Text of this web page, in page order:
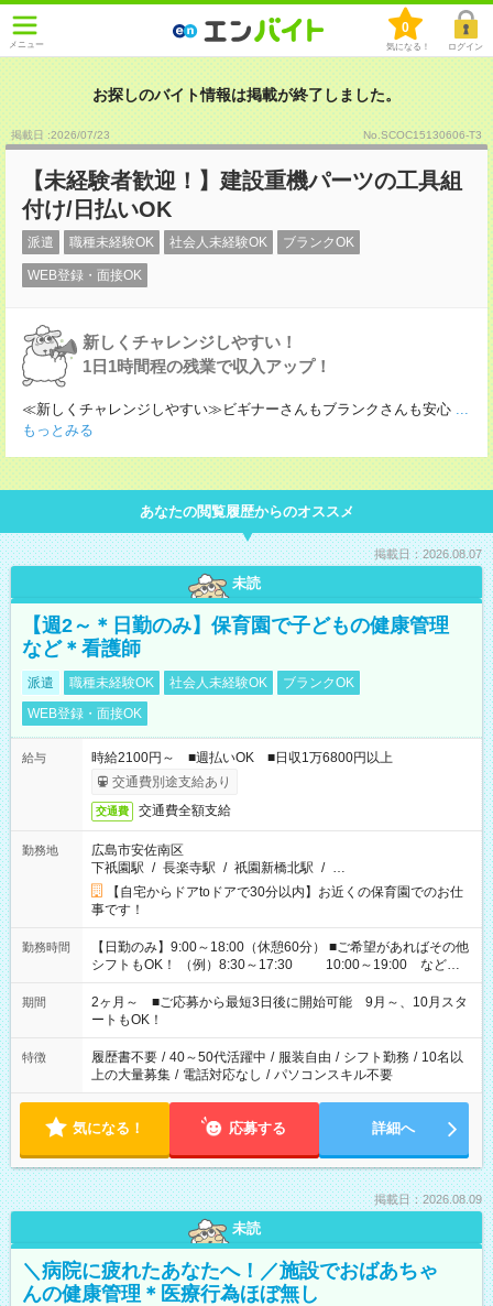
メニュー
0
気になる！ ログイン
お探しのバイト情報は掲載が終了しました。
掲載日 :2026/07/23 No.SCOC15130606-T3
【未経験者歓迎！】建設重機パーツの工具組
付け/日払いOK
派遣 職種未経験OK 社会人未経験OK ブランクOK
WEB登録・面接OK
新しくチャレンジしやすい！
1日1時間程の残業で収入アップ！
≪新しくチャレンジしやすい≫ビギナーさんもブランクさんも安心 ...
もっとみる
あなたの閲覧履歴からのオススメ
掲載日：2026.08.07
未読
【週2～＊日勤のみ】保育園で子どもの健康管理
など＊看護師
派遣 職種未経験OK 社会人未経験OK
ブランクOK
WEB登録・面接OK
給与
時給2100円～ ■週払いOK ■日収1万6800円以上
交通費別途支給あり
交通費 交通費全額支給
勤務地
広島市安佐南区
下祇園駅 / 長楽寺駅 / 祇園新橋北駅 / …
【自宅からドアtoドアで30分以内】お近くの保育園でのお仕
事です！
勤務時間
【日勤のみ】9:00～18:00（休憩60分） ■ご希望があればその他
シフトもOK！ （例）8:30～17:30 10:00～19:00 など
「家族とお休みを合わせたい」 「余裕を持って夕飯の準備がし
たい」 「できれば残業はしたくない」 など、ご希望があれば教
えてくださいね。 ※Wワーク希望の方へ 今ご覧のお仕事で希望
する勤務時間と、もう1つのお仕事の勤務時間。 合計で週40時
間を超える場合は応募できません
期間
2ヶ月～ ■ご応募から最短3日後に開始可能 9月～、10月スタ
ートもOK！
特徴 履歴書不要 / 40～50代活躍中 / 服装自由 / シフト勤務 / 10名以
上の大量募集 / 電話対応なし / パソコンスキル不要
気になる！ 応募する 詳細へ
掲載日：2026.08.09
未読
＼病院に疲れたあなたへ！／施設でおばあちゃ
んの健康管理＊医療行為ほぼ無し